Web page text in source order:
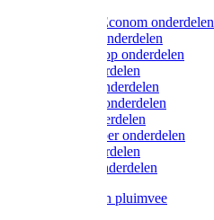
Aesculap/Econom onderdelen
Hauptner onderdelen
Lister/Liscop onderdelen
Eider onderdelen
Heiniger onderdelen
Constanta onderdelen
Moser onderdelen
Farm Clipper onderdelen
Oster onderdelen
TailWell onderdelen
Voerbakken pluimvee